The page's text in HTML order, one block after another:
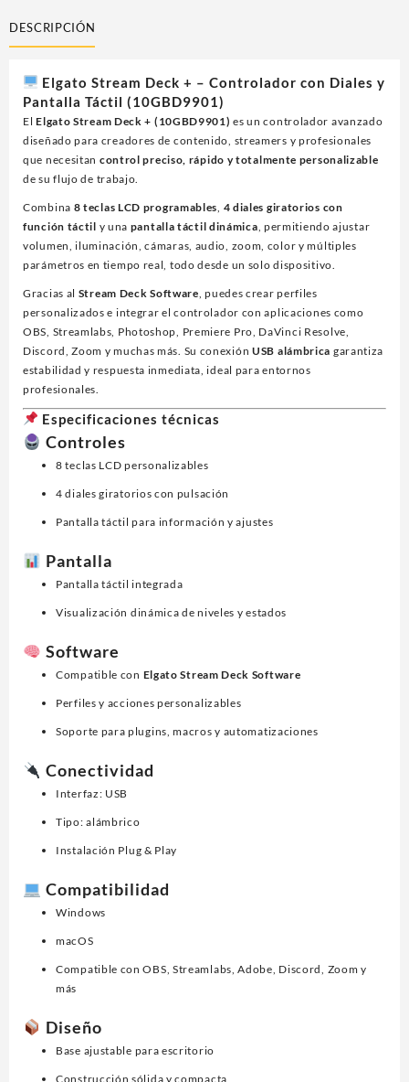
STREAM
DECK
TECLAS,AJUSTE
DE
NIVELES,PANTALLA
TACTIL,NEGR
cantidad
DESCRIPCIÓN
Elgato Stream Deck + – Controlador con Diales y
Pantalla Táctil (10GBD9901)
ElElgato Stream Deck + (10GBD9901) es un controlador avanzado
diseñado para creadores de contenido, streamers y profesionales
que necesitan control preciso, rápido y totalmente personalizable
de su flujo de trabajo.
Combina 8 teclas LCD programables 4 diales giratorios con
función táctil y una pantalla táctil dinámica , permitiendo ajustar
volumen, iluminación, cámaras, audio, zoom, color y múltiples
parámetros en tiempo real, todo desde un solo dispositivo.
Gracias al Stream Deck Software , puedes crear perfiles
personalizados e integrar el controlador con aplicaciones como
OBS, Streamlabs, Photoshop, Premiere Pro, DaVinci Resolve,
Discord, Zoom y muchas más. Su conexión USB alámbrica garantiza
estabilidad y respuesta inmediata, ideal para entornos
profesionales.
Especificaciones técnicas
Controles
8 teclas LCD personalizables
4 diales giratorios con pulsación
Pantalla táctil para información y ajustes
Pantalla
Pantalla táctil integrada
Visualización dinámica de niveles y estados
Software
Compatible con Elgato Stream Deck Software
Perfiles y acciones personalizables
Soporte para plugins, macros y automatizaciones
Conectividad
Interfaz: USB
Tipo: alámbrico
Instalación Plug & Play
Compatibilidad
Windows
macOS
Compatible con OBS, Streamlabs, Adobe, Discord, Zoom y
más
Diseño
Base ajustable para escritorio
Construcción sólida y compacta